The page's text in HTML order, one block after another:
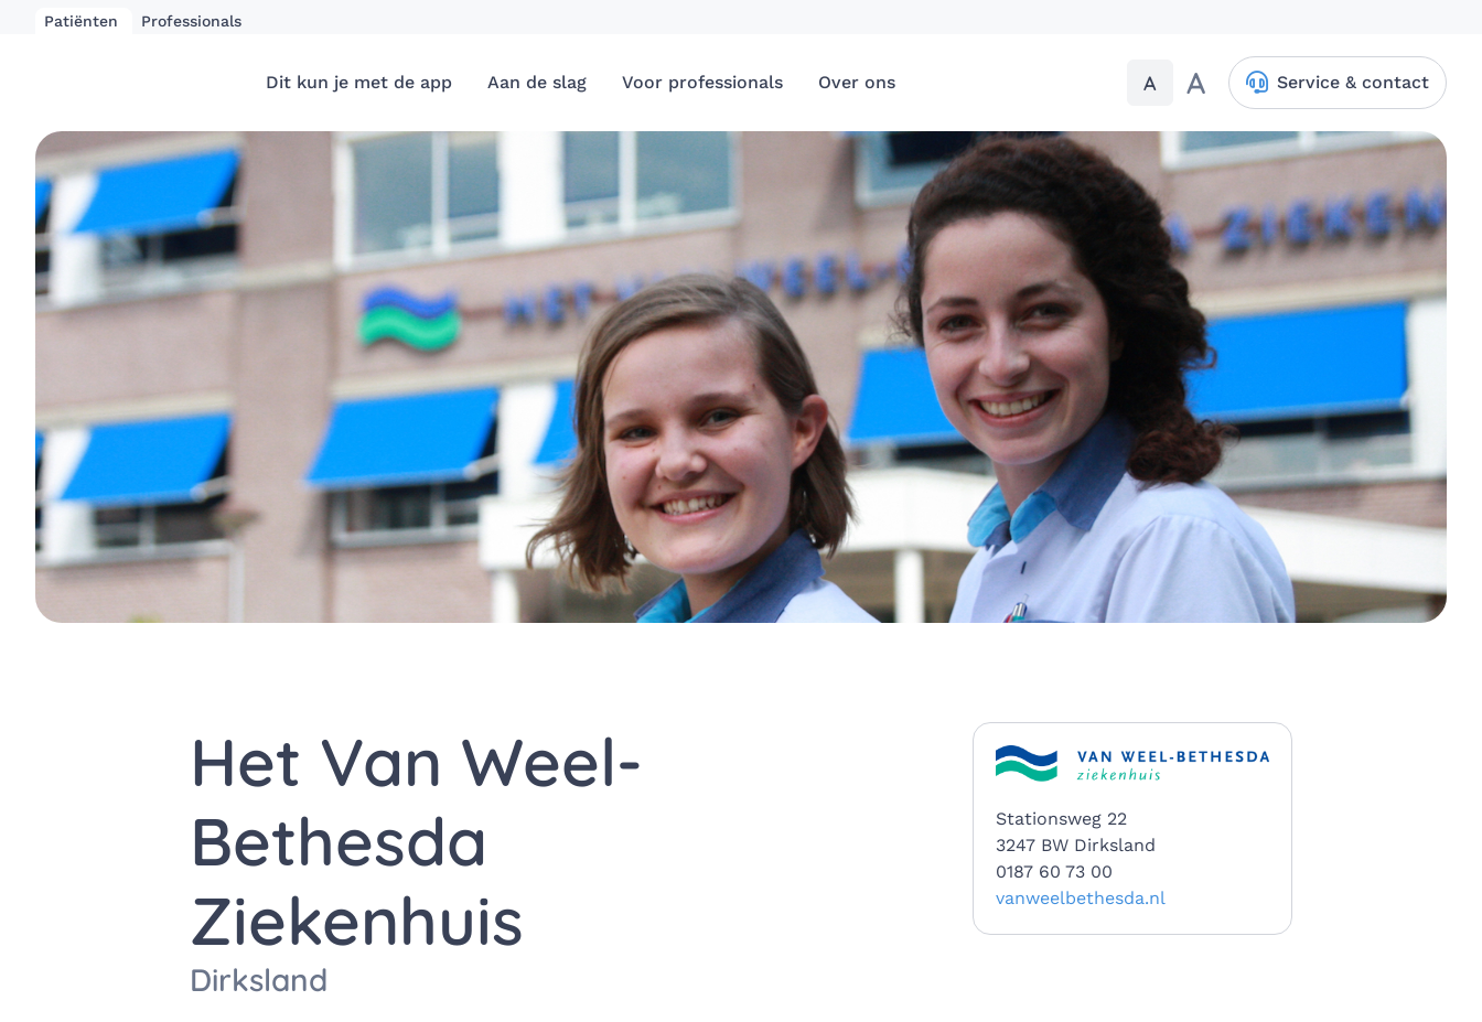
Patiënten Professionals
Dit kun je met de app Aan de slag Voor professionals Over ons A A Service & contact
Het Van Weel-
Bethesda
Ziekenhuis
Dirksland
Stationsweg 22
3247 BW Dirksland
0187 60 73 00
vanweelbethesda.nl